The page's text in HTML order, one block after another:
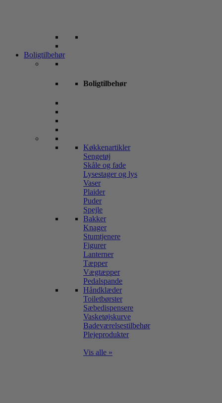
Boligtilbehør
Boligtilbehør
Køkkenartikler
Sengetøj
Skåle og fade
Lysestager og lys
Vaser
Plaider
Puder
Spejle
Bakker
Knager
Stumtjenere
Figurer
Lanterner
Tæpper
Vægtæpper
Pedalspande
Håndklæder
Toiletbørster
Sæbedispensere
Vasketøjskurve
Badeværelsestilbehør
Plejeprodukter
Vis alle »